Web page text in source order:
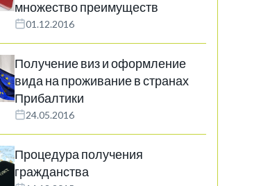
множество преимуществ
01.12.2016
Получение виз и оформление
вида на проживание в странах
Прибалтики
24.05.2016
Процедура получения
гражданства